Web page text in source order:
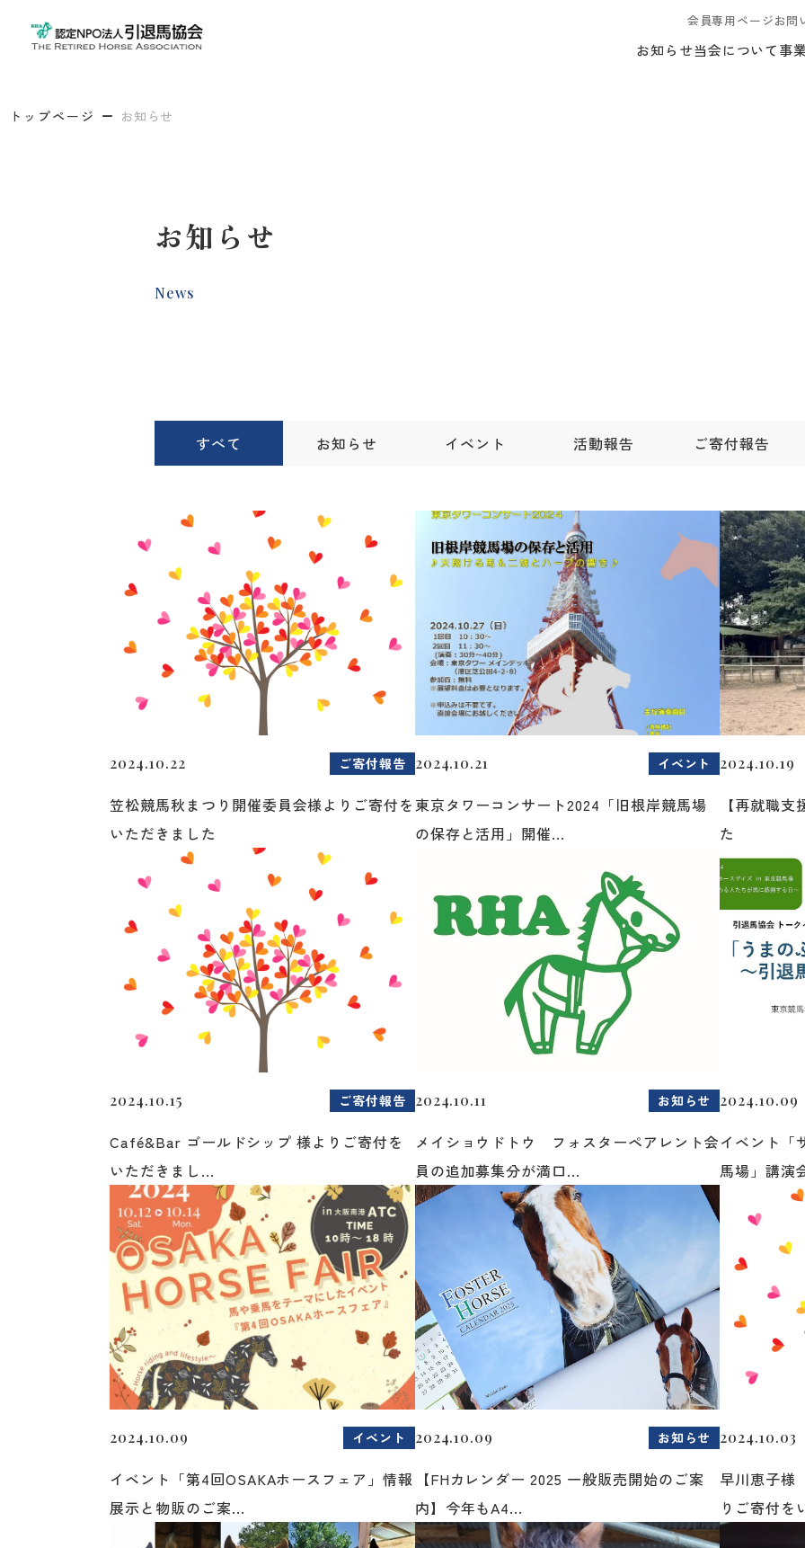
会員専用ページお問
お知らせ当会について事
トップページ お知らせ
お知らせ
News
すべて お知らせ イベント 活動報告 ご寄付報告
2024.10.22 ご寄付報告
笠松競馬秋まつり開催委員会様よりご寄付を
いただきました
2024.10.21 イベント
東京タワーコンサート2024「旧根岸競馬場
の保存と活用」開催...
2024.10.19
【再就職
た
2024.10.15 ご寄付報告
Café&Bar ゴールドシップ 様よりご寄付を
いただきまし...
2024.10.11 お知らせ
メイショウドトウ フォスターペアレント会
員の追加募集分が満口...
2024.10.09
イベント「
馬場」講演
2024.10.09 イベント
イベント「第4回OSAKAホースフェア」情報
展示と物販のご案...
2024.10.09 お知らせ
【FHカレンダー 2025 一般販売開始のご案
内】今年もA4...
2024.10.03
早川恵子様
りご寄付を